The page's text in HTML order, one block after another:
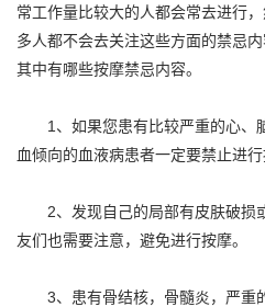
常工作量比较大的人都会常去进行
多人都不会去关注这些方面的禁忌
其中有哪些按摩禁忌内容。
1、如果您患有比较严重的心、
血倾向的血液病患者一定要禁止进行
2、发现自己的局部有皮肤破损
友们也需要注意，避免进行按摩。
3、患有骨结核，骨髓炎，严重